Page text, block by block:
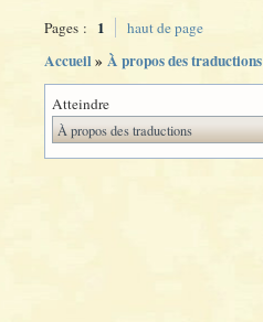
Pages : 1 haut de page
Accueil» À propos des traductions
Atteindre